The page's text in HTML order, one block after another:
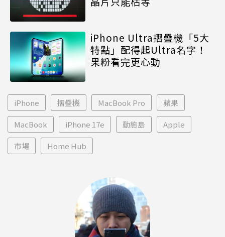
iPhone Ultra摺疊機「5大
特點」配得起Ultra名字！
果粉看完更心動
iPhone 摺疊機 MacBook Pro 蘋果
MacBook iPhone 17e 動態島 Apple
市場 Home Hub